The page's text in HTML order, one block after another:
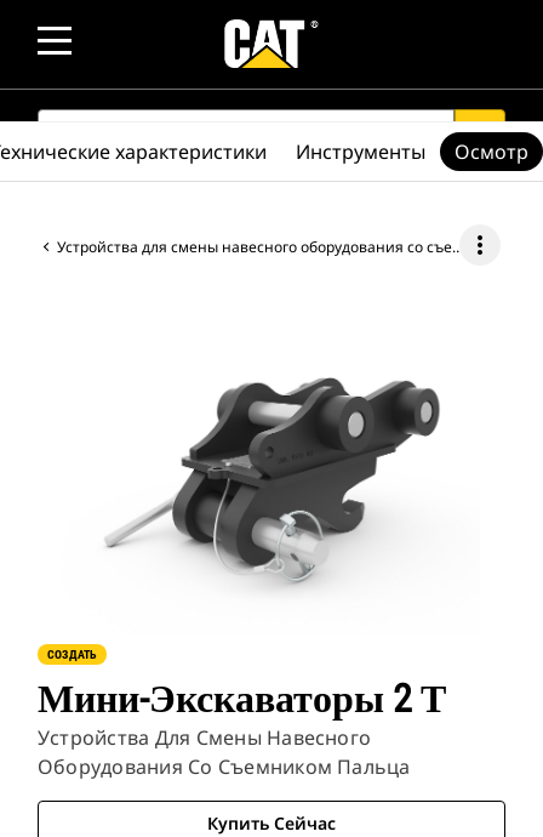
SEARCH search
Устройства для смены навесного оборудования со съемником пальца more_vert
СОЗДАТЬ
Мини-Экскаваторы 2 Т
Устройства Для Смены Навесного
Оборудования Со Съемником Пальца
Купить Сейчас
характеристики Инструменты Осмотр